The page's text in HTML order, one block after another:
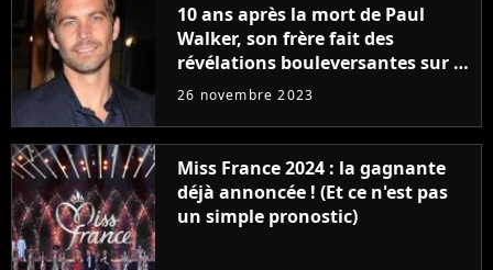
10 ans après la mort de Paul
Walker, son frère fait des
révélations bouleversantes sur la
réaction des acteurs de Fast and
26 novembre 2023
Miss France 2024 : la gagnante
déjà annoncée ! (Et ce n'est pas
un simple pronostic)